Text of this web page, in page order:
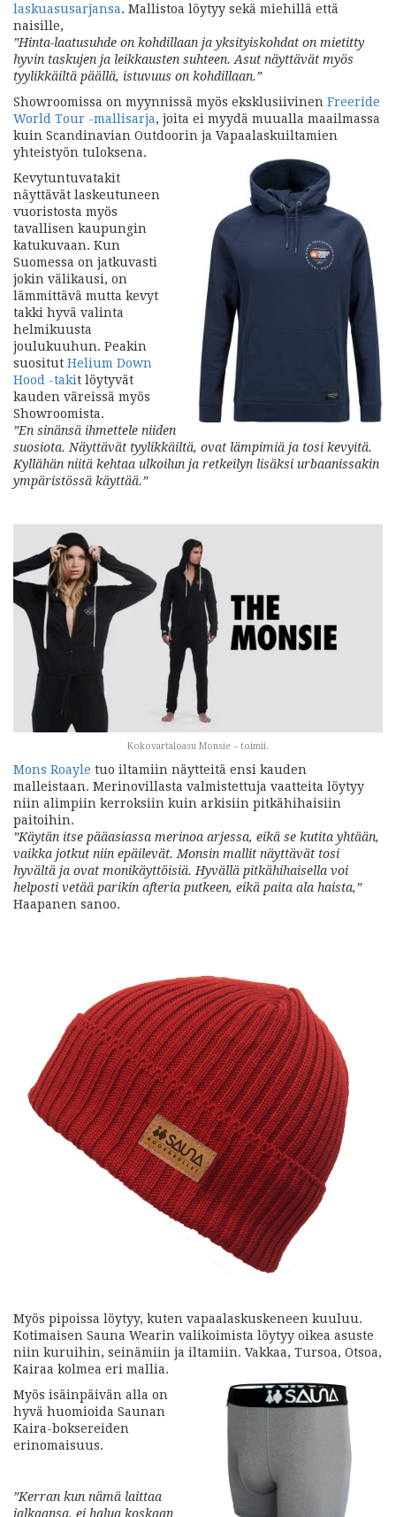
laskuasusarjansa. Mallistoa löytyy sekä miehillä että
naisille,
”Hinta-laatusuhde on kohdillaan ja yksityiskohdat on mietitty
hyvin taskujen ja leikkausten suhteen. Asut näyttävät myös
tyylikkäiltä päällä, istuvuus on kohdillaan.”
Showroomissa on myynnissä myös eksklusiivinen Freeride
World Tour -mallisarja, joita ei myydä muualla maailmassa
kuin Scandinavian Outdoorin ja Vapaalaskuiltamien
yhteistyön tuloksena.
Kevytuntuvatakit
näyttävät laskeutuneen
vuoristosta myös
tavallisen kaupungin
katukuvaan. Kun
Suomessa on jatkuvasti
jokin välikausi, on
lämmittävä mutta kevyt
takki hyvä valinta
helmikuusta
joulukuuhun. Peakin
suositut Helium Down
Hood -takit löytyvät
kauden väreissä myös
Showroomista.
”En sinänsä ihmettele niiden
suosiota. Näyttävät tyylikkäiltä, ovat lämpimiä ja tosi kevyitä.
Kyllähän niitä kehtaa ulkoilun ja retkeilyn lisäksi urbaanissakin
ympäristössä käyttää.”
Kokovartaloasu Monsie – toimii.
Mons Roayle tuo iltamiin näytteitä ensi kauden
malleistaan. Merinovillasta valmistettuja vaatteita löytyy
niin alimpiin kerroksiin kuin arkisiin pitkähihaisiin
paitoihin.
”Käytän itse pääasiassa merinoa arjessa, eikä se kutita yhtään,
vaikka jotkut niin epäilevät. Monsin mallit näyttävät tosi
hyvältä ja ovat monikäyttöisiä. Hyvällä pitkähihaisella voi
helposti vetää parikin afteria putkeen, eikä paita ala haista,”
Haapanen sanoo.
Myös pipoissa löytyy, kuten vapaalaskuskeneen kuuluu.
Kotimaisen Sauna Wearin valikoimista löytyy oikea asuste
niin kuruihin, seinämiin ja iltamiin. Vakkaa, Tursoa, Otsoa,
Kairaa kolmea eri mallia.
Myös isäinpäivän alla on
hyvä huomioida Saunan
Kaira-boksereiden
erinomaisuus.
”Kerran kun nämä laittaa
jalkaansa, ei halua koskaan